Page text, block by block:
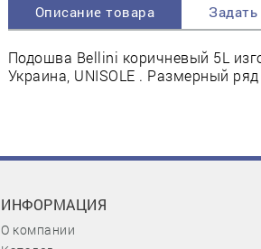
Описание товара
Подошва Bellini коричневый 5L
Украина, UNISOLE . Размерный ряд
ИНФОРМАЦИЯ
О компании